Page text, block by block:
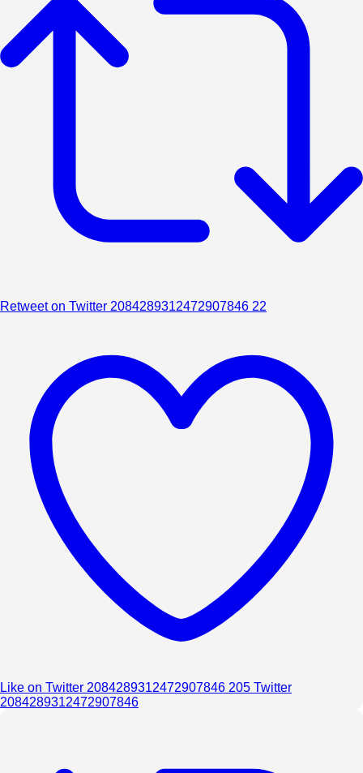
Retweet on Twitter 2084289312472907846 22
Like on Twitter 2084289312472907846 205 Twitter
2084289312472907846